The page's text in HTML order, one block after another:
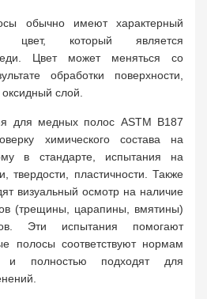
обычно имеют характерный
цвет, который является
Цвет может меняться со
обработки поверхности,
слой.
для медных полос ASTM B187
химического состава на
в стандарте, испытания на
твердости, пластичности. Также
визуальный осмотр на наличие
(трещины, царапины, вмятины)
Эти испытания помогают
полосы соответствуют нормам
и полностью подходят для